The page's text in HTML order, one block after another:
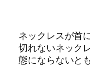
ネックレスが首
切れないネック
態にならないと